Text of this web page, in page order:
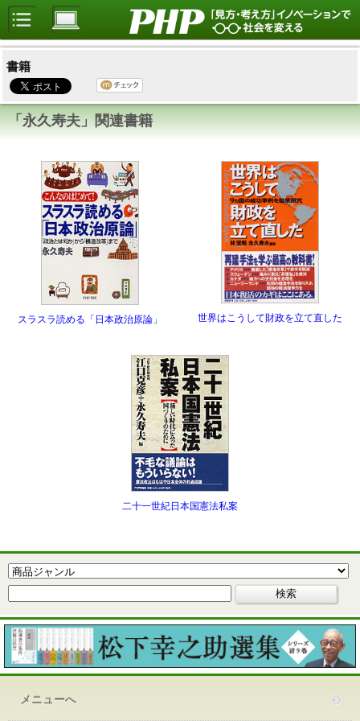
書籍
「永久寿夫」関連書籍
スラスラ読める「日本政治原論」 世界はこうして財政を立て直した
二十一世紀日本国憲法私案
メニューへ